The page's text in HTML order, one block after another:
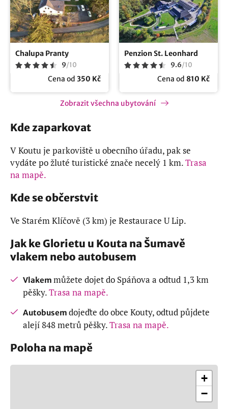
Chalupa Pranty
9/10
Cena od 350 Kč
Penzion St. Leonhard
9.6/10
Cena od 810 Kč
Zobrazit všechna ubytování
Kde zaparkovat
V Koutu je parkoviště u obecního úřadu, pak se
vydáte po žluté turistické znače necelý 1 km.Trasa
na mapě.
Kde se občerstvit
Ve Starém Klíčově (3 km) je Restaurace U Lip.
Jak ke Glorietu u Kouta na Šumavě
vlakem nebo autobusem
Vlakem můžete dojet do Spáňova a odtud 1,3 km
pěšky.Trasa na mapě.
Autobusem dojeďte do obce Kouty, odtud půjdete
alejí 848 metrů pěšky.Trasa na mapě.
Poloha na mapě
+
−